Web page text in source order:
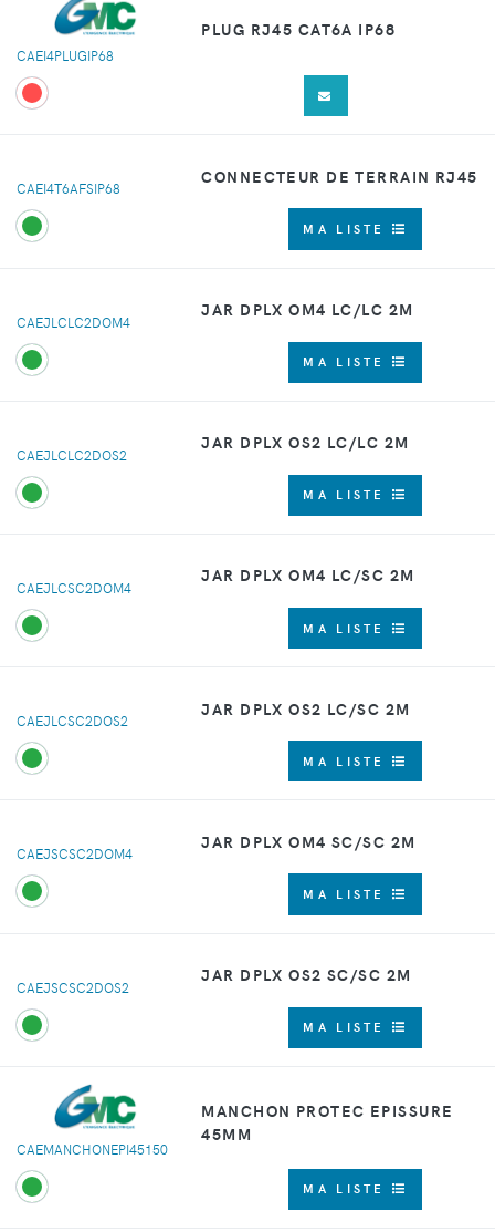
CAEI4PLUGIP68
PLUG RJ45 CAT6A IP68
CAEI4T6AFSIP68
CONNECTEUR DE TERRAIN RJ45
MA LISTE
CAEJLCLC2DOM4
JAR DPLX OM4 LC/LC 2M
MA LISTE
CAEJLCLC2DOS2
JAR DPLX OS2 LC/LC 2M
MA LISTE
CAEJLCSC2DOM4
JAR DPLX OM4 LC/SC 2M
MA LISTE
CAEJLCSC2DOS2
JAR DPLX OS2 LC/SC 2M
MA LISTE
CAEJSCSC2DOM4
JAR DPLX OM4 SC/SC 2M
MA LISTE
CAEJSCSC2DOS2
JAR DPLX OS2 SC/SC 2M
MA LISTE
CAEMANCHONEPI45150
MANCHON PROTEC EPISSURE
45MM
MA LISTE